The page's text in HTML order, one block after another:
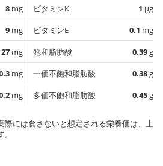
8 mg
9 mg
27 mg
mg
mg
ビタミンK
1 µg
ビタミンE
0.1 mg
飽和脂肪酸
0.39g
一価不飽和脂肪酸
0.38g
多価不飽和脂肪酸
0.45g
際には食さないと想定される栄養価は、上